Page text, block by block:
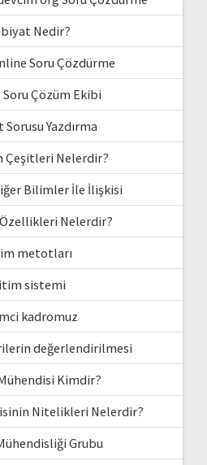
Nedir?
Soru Çözdürme
Çözüm Ekibi
Yazdırma
Çeşitleri Nelerdir?
Bilimler İle İlişkisi
Nelerdir?
metotları
sistemi
kadromuz
değerlendirilmesi
Kimdir?
Nitelikleri Nelerdir?
Grubu